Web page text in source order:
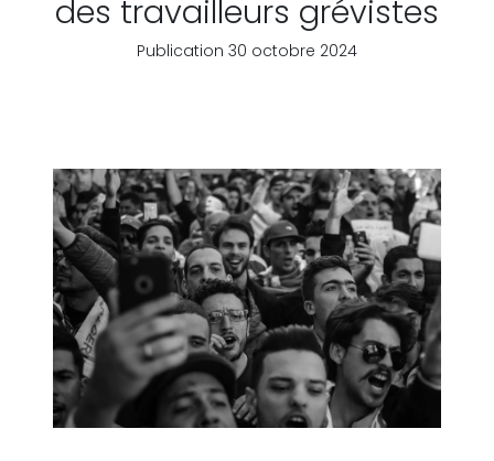
des travailleurs grévistes
Publication 30 octobre 2024